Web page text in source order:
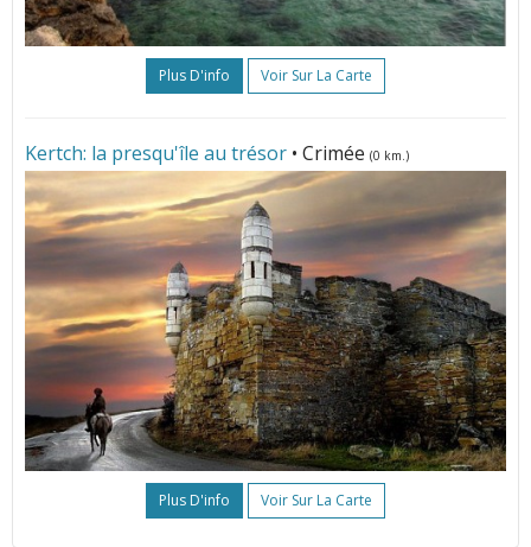
Plus D'info Voir Sur La Carte
Kertch: la presqu'île au trésor • Crimée (0 km.)
Plus D'info Voir Sur La Carte